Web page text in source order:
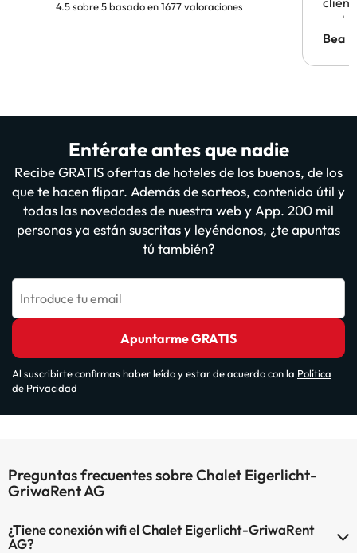
4.5 sobre 5 basado en 1677 valoraciones
Bea
Entérate antes que nadie
Recibe GRATIS ofertas de hoteles de los buenos, de los
que te hacen flipar. Además de sorteos, contenido útil y
todas las novedades de nuestra web y App. 200 mil
personas ya están suscritas y leyéndonos, ¿te apuntas
tú también?
Introduce tu email
Apuntarme GRATIS
Al suscribirte confirmas haber leído y estar de acuerdo con la Política
de Privacidad
Preguntas frecuentes sobre Chalet Eigerlicht-
GriwaRent AG
¿Tiene conexión wifi el Chalet Eigerlicht-GriwaRent
AG?